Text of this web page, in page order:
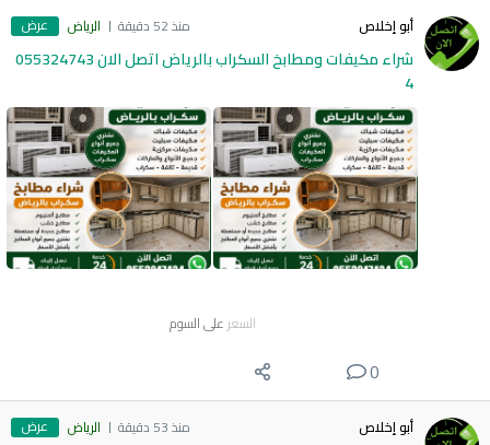
أبو إخلاص منذ 52 دقيقة الرياض عرض
شراء مكيفات ومطابخ السكراب بالرياض اتصل الان 055324743
4
السعر على السوم
0
أبو إخلاص منذ 53 دقيقة الرياض عرض